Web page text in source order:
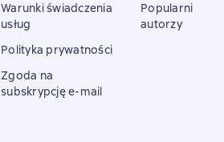
Warunki świadczenia
usług
Polityka prywatności
Zgoda na
subskrypcję e-mail
Popularni
autorzy